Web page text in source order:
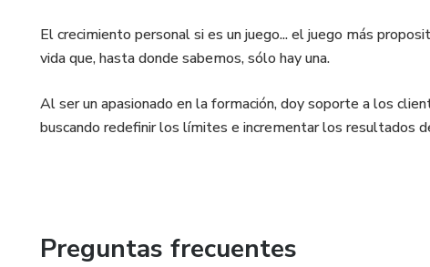
El crecimiento personal si es un juego... el juego más
vida que, hasta donde sabemos, sólo hay una.
Al ser un apasionado en la formación, doy soporte a los
buscando redefinir los límites e incrementar los resultados
Preguntas frecuentes